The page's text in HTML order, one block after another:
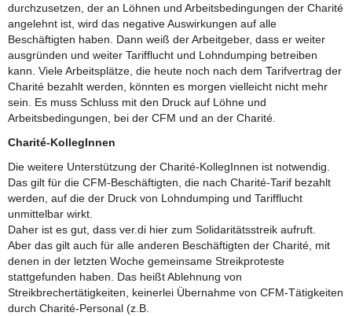
durchzusetzen, der an Löhnen und Arbeitsbedingungen der Charité
angelehnt ist, wird das negative Auswirkungen auf alle
Beschäftigten haben. Dann weiß der Arbeitgeber, dass er weiter
ausgründen und weiter Tarifflucht und Lohndumping betreiben
kann. Viele Arbeitsplätze, die heute noch nach dem Tarifvertrag der
Charité bezahlt werden, könnten es morgen vielleicht nicht mehr
sein. Es muss Schluss mit den Druck auf Löhne und
Arbeitsbedingungen, bei der CFM und an der Charité.
Charité-KollegInnen
Die weitere Unterstützung der Charité-KollegInnen ist notwendig.
Das gilt für die CFM-Beschäftigten, die nach Charité-Tarif bezahlt
werden, auf die der Druck von Lohndumping und Tarifflucht
unmittelbar wirkt.
Daher ist es gut, dass ver.di hier zum Solidaritätsstreik aufruft.
Aber das gilt auch für alle anderen Beschäftigten der Charité, mit
denen in der letzten Woche gemeinsame Streikproteste
stattgefunden haben. Das heißt Ablehnung von
Streikbrechertätigkeiten, keinerlei Übernahme von CFM-Tätigkeiten
durch Charité-Personal (z.B.